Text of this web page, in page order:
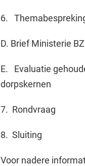
6.
D. Brief Ministerie
E. Evaluatie
dorpskernen
7. Rondvraag
8. Sluiting
Voor nadere